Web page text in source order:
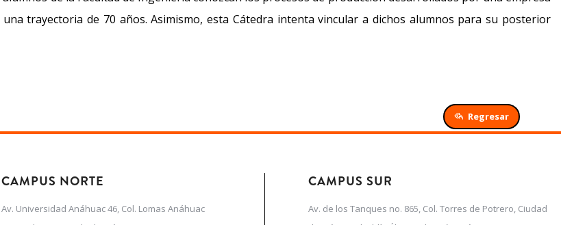
trayectoria de 70 años. Asimismo, esta Cátedra intenta vincular a dichos alumnos para su posterior
Regresar
CAMPUS NORTE
Av. Universidad Anáhuac 46, Col. Lomas Anáhuac
CAMPUS SUR
Av. de los Tanques no. 865, Col. Torres de Potrero, Ciudad